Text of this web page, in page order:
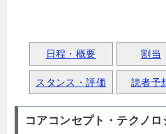
日程・概要 割当
スタンス・評価 読者予
コアコンセプト・テクノロ